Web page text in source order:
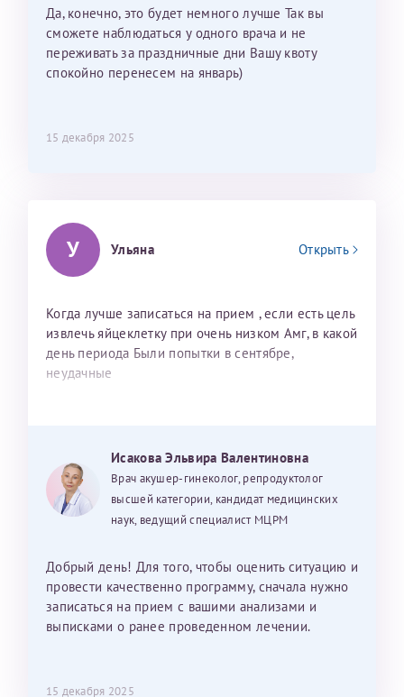
Да, конечно, это будет немного лучше Так вы
сможете наблюдаться у одного врача и не
переживать за праздничные дни Вашу квоту
спокойно перенесем на январь)
15 декабря 2025
У Ульяна Открыть
Когда лучше записаться на прием , если есть цель
извлечь яйцеклетку при очень низком Амг, в какой
день периода Были попытки в сентябре,
неудачные
Исакова Эльвира Валентиновна
Врач акушер-гинеколог, репродуктолог
высшей категории, кандидат медицинских
наук, ведущий специалист МЦРМ
Добрый день! Для того, чтобы оценить ситуацию и
провести качественно программу, сначала нужно
записаться на прием с вашими анализами и
выписками о ранее проведенном лечении.
15 декабря 2025